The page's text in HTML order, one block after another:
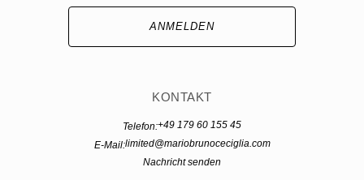
ANMELDEN
KONTAKT
Telefon:+49 179 60 155 45
E-Mail:limited@mariobrunoceciglia.com
Nachricht senden